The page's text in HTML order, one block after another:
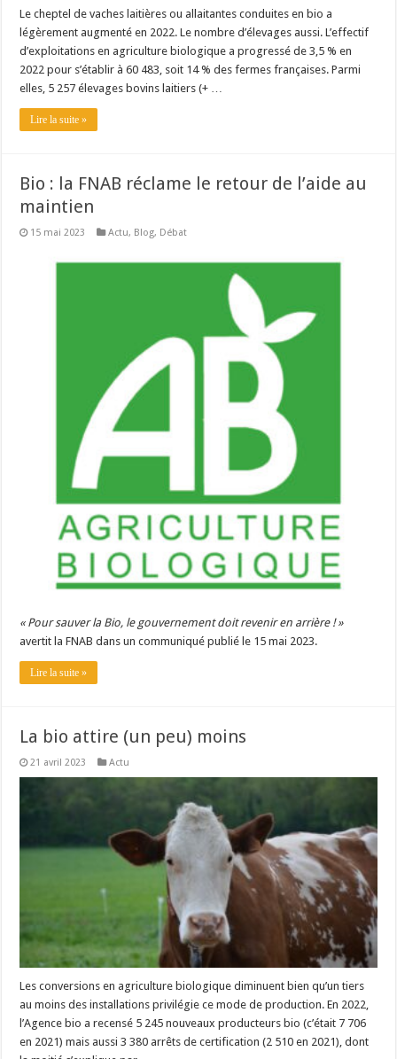
Le cheptel de vaches laitières ou allaitantes conduites en bio a
légèrement augmenté en 2022. Le nombre d’élevages aussi. L’effectif
d’exploitations en agriculture biologique a progressé de 3,5 % en
2022 pour s’établir à 60 483, soit 14 % des fermes françaises. Parmi
elles, 5 257 élevages bovins laitiers (+ …
Lire la suite »
Bio : la FNAB réclame le retour de l’aide au
maintien
15 mai 2023 Actu, Blog, Débat
« Pour sauver la Bio, le gouvernement doit revenir en arrière ! »
avertit la FNAB dans un communiqué publié le 15 mai 2023.
Lire la suite »
La bio attire (un peu) moins
21 avril 2023 Actu
Les conversions en agriculture biologique diminuent bien qu’un tiers
au moins des installations privilégie ce mode de production. En 2022,
l’Agence bio a recensé 5 245 nouveaux producteurs bio (c’était 7 706
en 2021) mais aussi 3 380 arrêts de certification (2 510 en 2021), dont